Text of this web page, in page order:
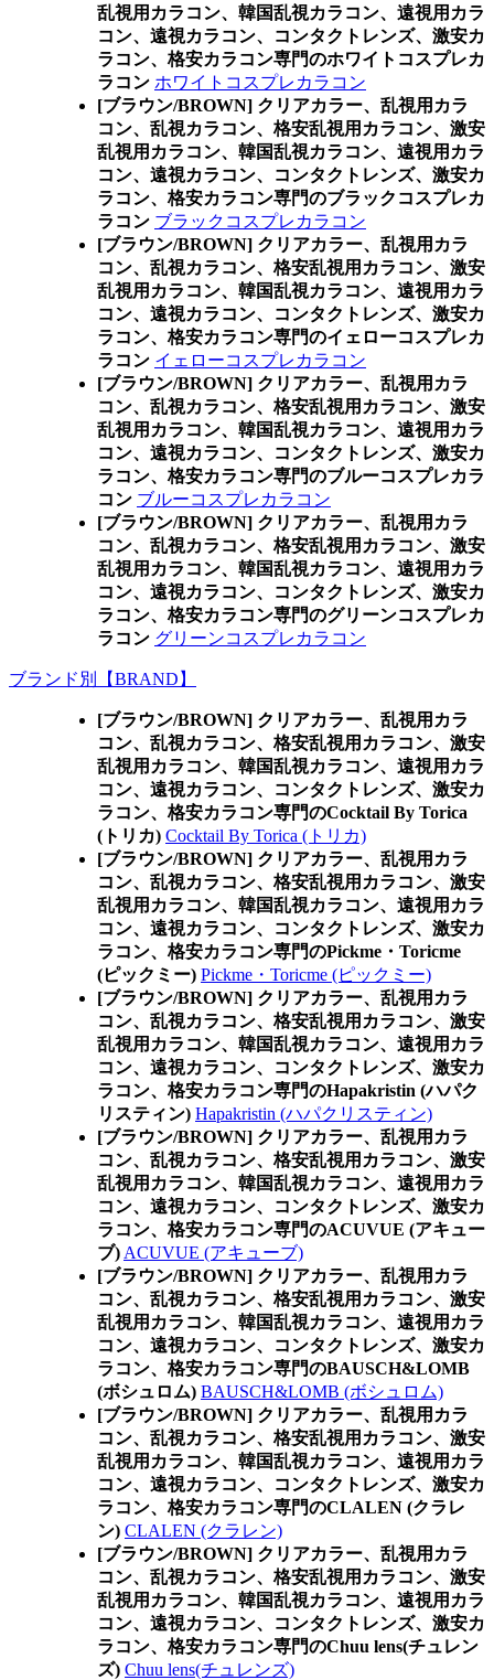
乱視用カラコン、韓国乱視カラコン、遠視用カラ
コン、遠視カラコン、コンタクトレンズ、激安カ
ラコン、格安カラコン専門のホワイトコスプレカ
ラコン ホワイトコスプレカラコン
[ブラウン/BROWN] クリアカラー、乱視用カラ
コン、乱視カラコン、格安乱視用カラコン、激安
乱視用カラコン、韓国乱視カラコン、遠視用カラ
コン、遠視カラコン、コンタクトレンズ、激安カ
ラコン、格安カラコン専門のブラックコスプレカ
ラコン ブラックコスプレカラコン
[ブラウン/BROWN] クリアカラー、乱視用カラ
コン、乱視カラコン、格安乱視用カラコン、激安
乱視用カラコン、韓国乱視カラコン、遠視用カラ
コン、遠視カラコン、コンタクトレンズ、激安カ
ラコン、格安カラコン専門のイェローコスプレカ
ラコン イェローコスプレカラコン
[ブラウン/BROWN] クリアカラー、乱視用カラ
コン、乱視カラコン、格安乱視用カラコン、激安
乱視用カラコン、韓国乱視カラコン、遠視用カラ
コン、遠視カラコン、コンタクトレンズ、激安カ
ラコン、格安カラコン専門のブルーコスプレカラ
コン ブルーコスプレカラコン
[ブラウン/BROWN] クリアカラー、乱視用カラ
コン、乱視カラコン、格安乱視用カラコン、激安
乱視用カラコン、韓国乱視カラコン、遠視用カラ
コン、遠視カラコン、コンタクトレンズ、激安カ
ラコン、格安カラコン専門のグリーンコスプレカ
ラコン グリーンコスプレカラコン
ブランド別【BRAND】
[ブラウン/BROWN] クリアカラー、乱視用カラ
コン、乱視カラコン、格安乱視用カラコン、激安
乱視用カラコン、韓国乱視カラコン、遠視用カラ
コン、遠視カラコン、コンタクトレンズ、激安カ
ラコン、格安カラコン専門のCocktail By Torica
(トリカ) Cocktail By Torica (トリカ)
[ブラウン/BROWN] クリアカラー、乱視用カラ
コン、乱視カラコン、格安乱視用カラコン、激安
乱視用カラコン、韓国乱視カラコン、遠視用カラ
コン、遠視カラコン、コンタクトレンズ、激安カ
ラコン、格安カラコン専門のPickme・Toricme
(ピックミー) Pickme・Toricme (ピックミー)
[ブラウン/BROWN] クリアカラー、乱視用カラ
コン、乱視カラコン、格安乱視用カラコン、激安
乱視用カラコン、韓国乱視カラコン、遠視用カラ
コン、遠視カラコン、コンタクトレンズ、激安カ
ラコン、格安カラコン専門のHapakristin (ハパク
リスティン) Hapakristin (ハパクリスティン)
[ブラウン/BROWN] クリアカラー、乱視用カラ
コン、乱視カラコン、格安乱視用カラコン、激安
乱視用カラコン、韓国乱視カラコン、遠視用カラ
コン、遠視カラコン、コンタクトレンズ、激安カ
ラコン、格安カラコン専門のACUVUE (アキュー
ブ) ACUVUE (アキューブ)
[ブラウン/BROWN] クリアカラー、乱視用カラ
コン、乱視カラコン、格安乱視用カラコン、激安
乱視用カラコン、韓国乱視カラコン、遠視用カラ
コン、遠視カラコン、コンタクトレンズ、激安カ
ラコン、格安カラコン専門のBAUSCH&LOMB
(ボシュロム) BAUSCH&LOMB (ボシュロム)
[ブラウン/BROWN] クリアカラー、乱視用カラ
コン、乱視カラコン、格安乱視用カラコン、激安
乱視用カラコン、韓国乱視カラコン、遠視用カラ
コン、遠視カラコン、コンタクトレンズ、激安カ
ラコン、格安カラコン専門のCLALEN (クラレ
ン) CLALEN (クラレン)
[ブラウン/BROWN] クリアカラー、乱視用カラ
コン、乱視カラコン、格安乱視用カラコン、激安
乱視用カラコン、韓国乱視カラコン、遠視用カラ
コン、遠視カラコン、コンタクトレンズ、激安カ
ラコン、格安カラコン専門のChuu lens(チュレン
ズ) Chuu lens(チュレンズ)